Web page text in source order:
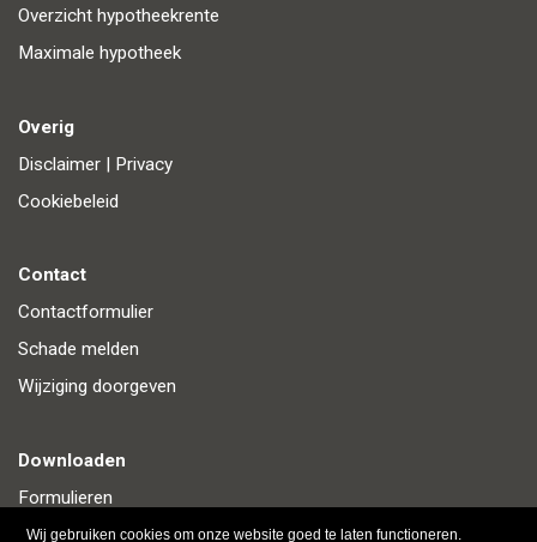
Wij gebruiken cookies om onze website goed te laten functioneren.
Overzicht hypotheekrente
Maximale hypotheek
Overig
Disclaimer | Privacy
Cookiebeleid
Contact
Contactformulier
Schade melden
Wijziging doorgeven
Downloaden
Formulieren
Polisvoorwaarden